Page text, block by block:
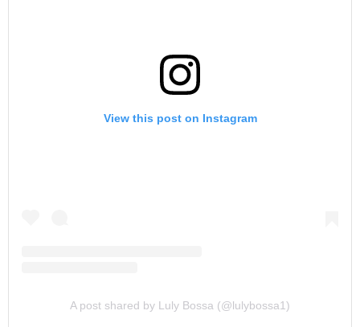
View this post on Instagram
A post shared by Luly Bossa (@lulybossa1)